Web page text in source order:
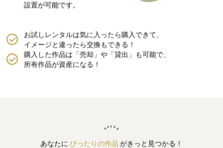
設置が可能です。
購入した作品は「売却」や「貸出」も可能で、
所有作品が資産になる！
お試しレンタルは気に入ったら購入できて、
イメージと違ったら交換もできる！
あなたに ぴったりの作品 がきっと見つかる！